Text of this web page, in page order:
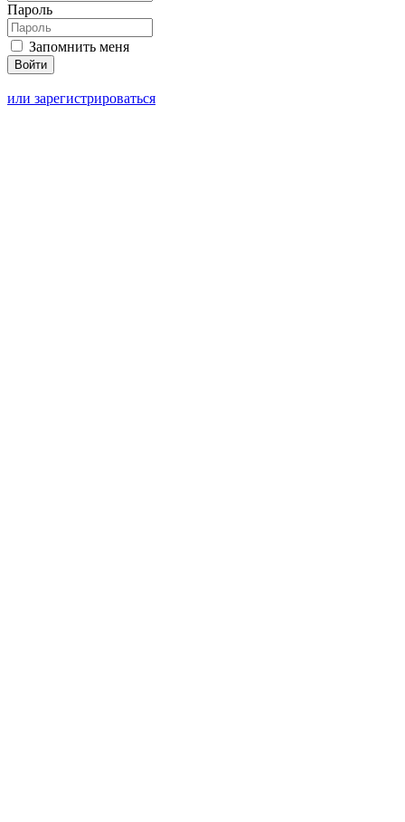
Пароль
Запомнить меня
или зарегистрироваться